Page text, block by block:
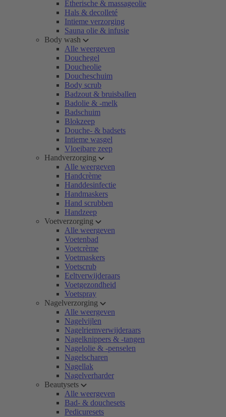
Etherische & massageolie
Hals & decolleté
Intieme verzorging
Sauna olie & infusie
Body wash
Alle weergeven
Douchegel
Doucheolie
Doucheschuim
Body scrub
Badzout & bruisballen
Badolie & -melk
Badschuim
Blokzeep
Douche- & badsets
Intieme wasgel
Vloeibare zeep
Handverzorging
Alle weergeven
Handcrème
Handdesinfectie
Handmaskers
Hand scrubben
Handzeep
Voetverzorging
Alle weergeven
Voetenbad
Voetcrème
Voetmaskers
Voetscrub
Eeltverwijderaars
Voetgezondheid
Voetspray
Nagelverzorging
Alle weergeven
Nagelvijlen
Nagelriemverwijderaars
Nagelknippers & -tangen
Nagelolie & -penselen
Nagelscharen
Nagellak
Nagelverharder
Beautysets
Alle weergeven
Bad- & douchesets
Pedicuresets